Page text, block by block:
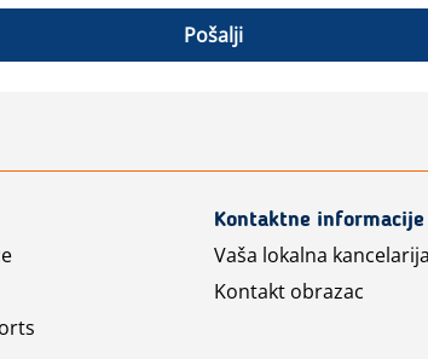
Pošalji
Kontaktne informacije
Vaša lokalna kancelarija
Kontakt obrazac